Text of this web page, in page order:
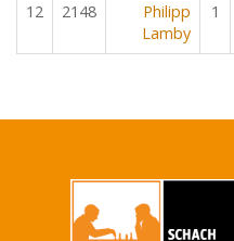
12 2148
Philipp
Lamby
1